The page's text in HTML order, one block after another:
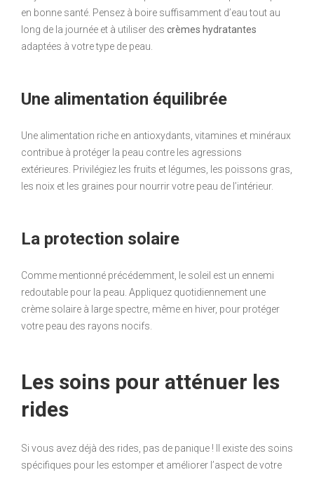
en bonne santé. Pensez à boire suffisamment d’eau tout au
long de la journée et à utiliser des crèmes hydratantes
adaptées à votre type de peau.
Une alimentation équilibrée
Une alimentation riche en antioxydants, vitamines et minéraux
contribue à protéger la peau contre les agressions
extérieures. Privilégiez les fruits et légumes, les poissons gras,
les noix et les graines pour nourrir votre peau de l’intérieur.
La protection solaire
Comme mentionné précédemment, le soleil est un ennemi
redoutable pour la peau. Appliquez quotidiennement une
crème solaire à large spectre, même en hiver, pour protéger
votre peau des rayons nocifs.
Les soins pour atténuer les
rides
Si vous avez déjà des rides, pas de panique ! Il existe des soins
spécifiques pour les estomper et améliorer l’aspect de votre